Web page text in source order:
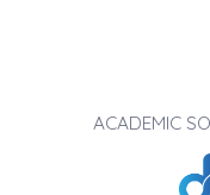
ACADEMIC